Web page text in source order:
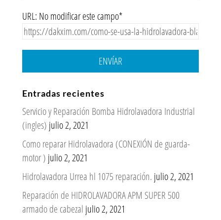
URL: No modificar este campo*
ENVÍAR
Entradas recientes
Servicio y Reparación Bomba Hidrolavadora Industrial
(ingles) julio 2, 2021
Como reparar Hidrolavadora (CONEXIÓN de guarda-
motor ) julio 2, 2021
Hidrolavadora Urrea hl 1075 reparación. julio 2, 2021
Reparación de HIDROLAVADORA APM SUPER 500
armado de cabezal julio 2, 2021